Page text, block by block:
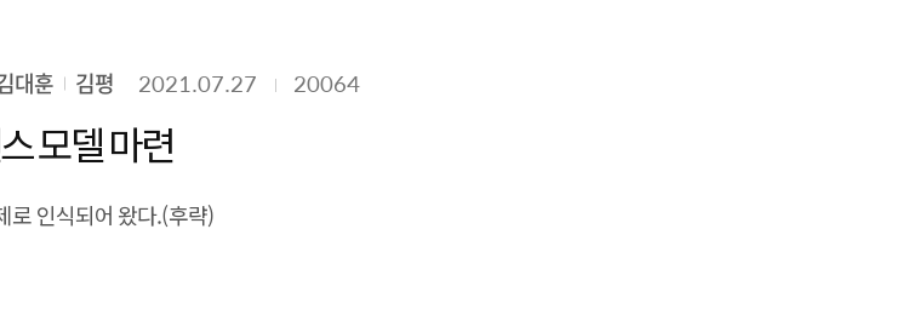
을 구축하고 있다. 본 보고서는 이러한 과정을 통해 국내 SW기업이 규제로 인한 위험 수준과
안에 대한 규제 강도를 제시하였다. 규제 강도 기준으로는 법률 차원의 강력한 구속력이 존재,
논의 단계의 네 가지 강도를 설정하였다. 이를 통해 국내 SW기업이 국가별 규제 리스크를
함을 확인한다. Executive Summary AI and cybersecurity have become critical to national
distinct governance, strategy, and regulatory models. This report analyzes major
global markets and corporate activities. The findings show that the United States
대훈 김평 2021.07.27 20064
모델 마련
로 인식되어 왔다.(후략)